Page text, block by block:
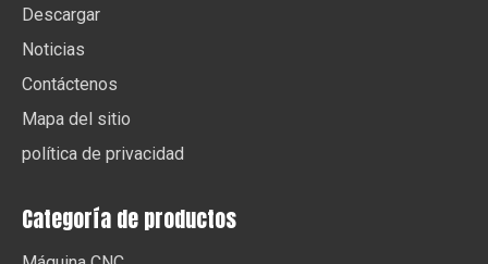
Descargar
Noticias
Contáctenos
Mapa del sitio
política de privacidad
Categoría de productos